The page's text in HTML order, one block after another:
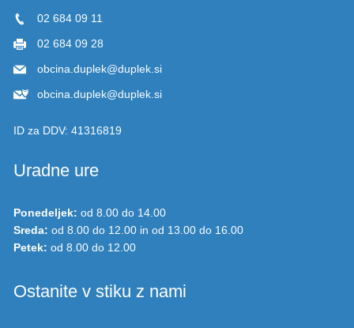
02 684 09 11
02 684 09 28
obcina.duplek@duplek.si
obcina.duplek@duplek.si
ID za DDV: 41316819
Uradne ure
Ponedeljek: od 8.00 do 14.00
Sreda: od 8.00 do 12.00 in od 13.00 do 16.00
Petek: od 8.00 do 12.00
Ostanite v stiku z nami